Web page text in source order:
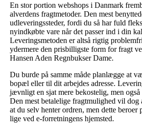
En stor portion webshops i Danmark
alverdens fragtmetoder. Den mest
udleveringssteder, fordi du så har fuld
nyindkøbte vare når det passer ind i din
Leveringsmetoden er altså rigtig
ydermere den prisbilligste form for fragt
Hansen Aden Regnbukser Dame.
Du burde på samme måde planlægge at
bopæl eller til dit arbejdes adresse.
jævnligt en sjat mere bekostelig, men
Den mest betalelige fragtmulighed vil
at du selv henter ordren, men dette beroer
lige ved e-forretningens hjemsted.